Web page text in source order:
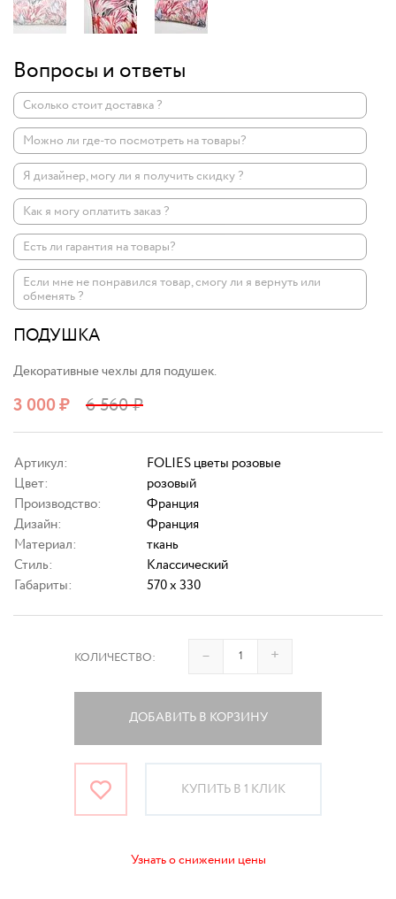
Вопросы и ответы
Сколько стоит доставка ?
Можно ли где-то посмотреть на товары?
Я дизайнер, могу ли я получить скидку ?
Как я могу оплатить заказ ?
Есть ли гарантия на товары?
Если мне не понравился товар, смогу ли я вернуть или
обменять ?
ПОДУШКА
Декоративные чехлы для подушек.
3 000₽ 6 560₽
Артикул:
FOLIES цветы розовые
Цвет:
розовый
Производство:
Франция
Дизайн:
Франция
Материал:
ткань
Стиль:
Классический
Габариты:
570 x 330
КОЛИЧЕСТВО: – +
ДОБАВИТЬ В КОРЗИНУ
КУПИТЬ В 1 КЛИК
Узнать о снижении цены